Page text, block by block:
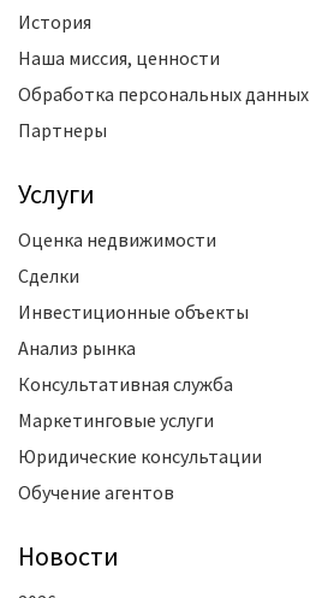
История
Наша миссия, ценности
Обработка персональных данных
Партнеры
Услуги
Оценка недвижимости
Сделки
Инвестиционные объекты
Анализ рынка
Консультативная служба
Маркетинговые услуги
Юридические консультации
Обучение агентов
Новости